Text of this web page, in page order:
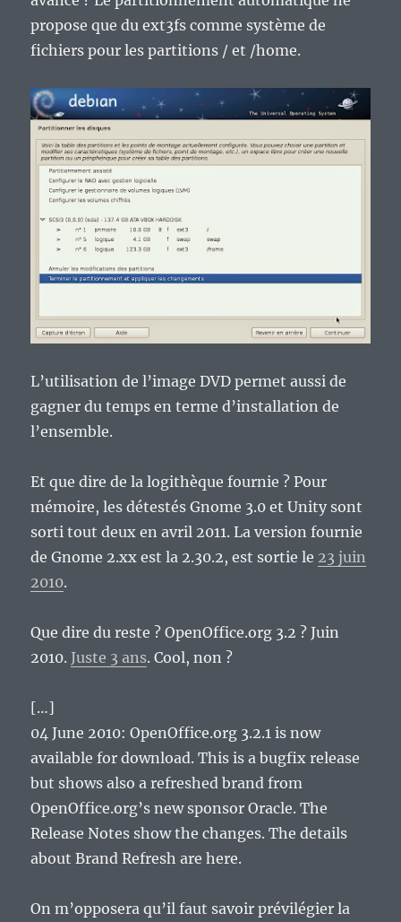
propose que du ext3fs comme système de
fichiers pour les partitions / et /home.
L’utilisation de l’image DVD permet aussi de
gagner du temps en terme d’installation de
l’ensemble.
Et que dire de la logithèque fournie ? Pour
mémoire, les détestés Gnome 3.0 et Unity sont
sorti tout deux en avril 2011. La version fournie
de Gnome 2.xx est la 2.30.2, est sortie le 23 juin
2010.
Que dire du reste ? OpenOffice.org 3.2 ? Juin
2010. Juste 3 ans. Cool, non ?
[…]
04 June 2010: OpenOffice.org 3.2.1 is now
available for download. This is a bugfix release
but shows also a refreshed brand from
OpenOffice.org’s new sponsor Oracle. The
Release Notes show the changes. The details
about Brand Refresh are here.
On m’opposera qu’il faut savoir prévilégier la